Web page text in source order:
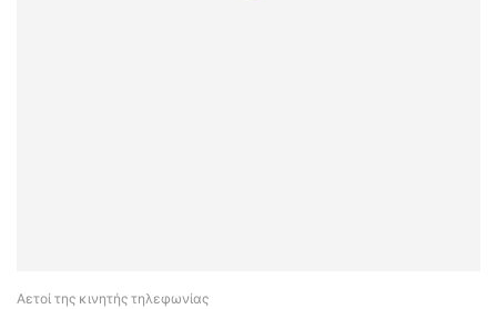
Αετοί της κινητής τηλεφωνίας